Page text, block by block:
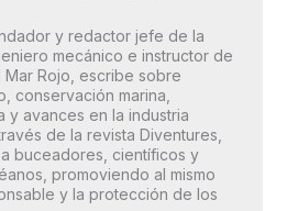
y redactor jefe de la
mecánico e instructor de
Rojo, escribe sobre
conservación marina,
y avances en la industria
de la revista Diventures,
buceadores, científicos y
promoviendo al mismo
y la protección de los